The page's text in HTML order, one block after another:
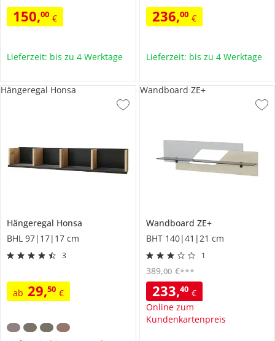
150,00 €
Lieferzeit: bis zu 4 Werktage
236,00 €
Lieferzeit: bis zu 4 Werktage
Hängeregal Honsa
BHL 97|17|17 cm
3
ab 29,50 €
Hängeregal Honsa
Wandboard ZE+
BHT 140|41|21 cm
1
233,40 €
Online zum
Kundenkartenpreis
389,00 €***
Wandboard ZE+